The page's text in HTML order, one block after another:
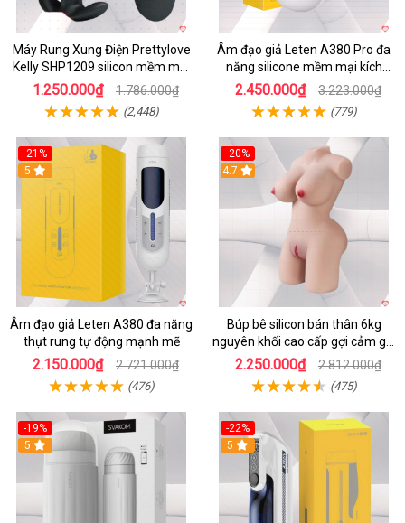
Máy Rung Xung Điện Prettylove
Kelly SHP1209 silicon mềm mại
tiện lợi
1.250.000₫ 1.786.000₫
(2,448)
Âm đạo giả Leten A380 Pro đa
năng silicone mềm mại kích
thích mạnh mẽ
2.450.000₫ 3.223.000₫
(779)
-21%
5
Âm đạo giả Leten A380 đa năng
thụt rung tự động mạnh mẽ
2.150.000₫ 2.721.000₫
(476)
-20%
4.7
Búp bê silicon bán thân 6kg
nguyên khối cao cấp gợi cảm giá
tốt
2.250.000₫ 2.812.000₫
(475)
-19%
5
-22%
5